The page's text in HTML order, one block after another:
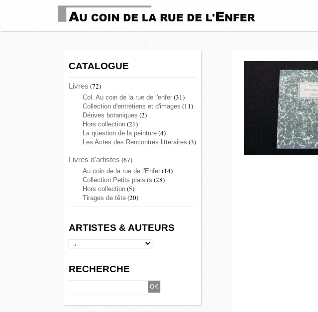
CATALOGUE
Livres (72)
Col. Au coin de la rue de l'enfer (31)
Collection d'entretiens et d'images (11)
Dérives botaniques (2)
Hors collection (21)
La question de la peinture (4)
Les Actes des Rencontres littéraires (3)
Livres d'artistes (67)
Au coin de la rue de l'Enfer (14)
Collection Petits plaisirs (28)
Hors collection (5)
Tirages de tête (20)
ARTISTES & AUTEURS
RECHERCHE